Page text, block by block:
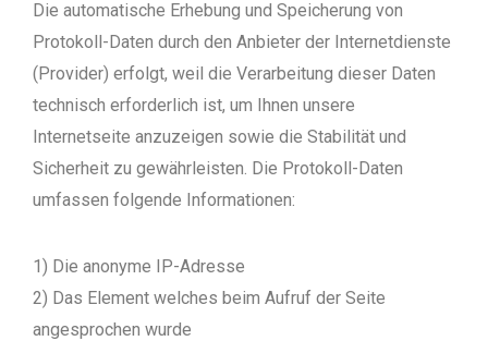
Die automatische Erhebung und Speicherung von
Protokoll-Daten durch den Anbieter der Internetdienste
(Provider) erfolgt, weil die Verarbeitung dieser Daten
technisch erforderlich ist, um Ihnen unsere
Internetseite anzuzeigen sowie die Stabilität und
Sicherheit zu gewährleisten. Die Protokoll-Daten
umfassen folgende Informationen:
1) Die anonyme IP-Adresse
2) Das Element welches beim Aufruf der Seite
angesprochen wurde